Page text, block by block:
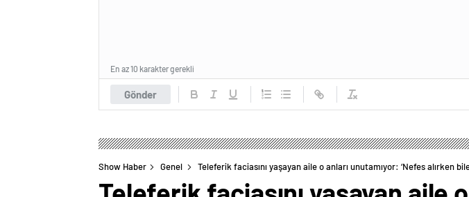
Gönder
En az 10 karakter gerekli
Show Haber Genel Teleferik faciasını yaşayan aile o anları unutamıyor: ‘Nefes alırken